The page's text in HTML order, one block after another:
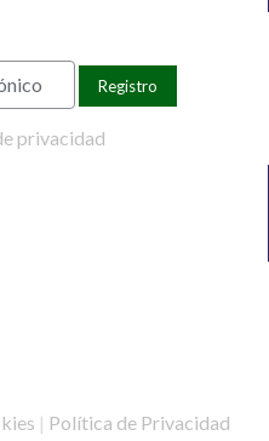
privacidad
| Política de Privacidad